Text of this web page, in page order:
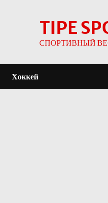
TIPE
СПОРТИВНЫЙ
Хоккей